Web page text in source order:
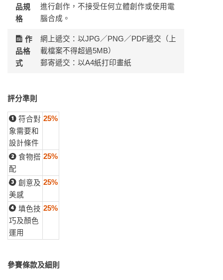
品規
格
進行創作，不接受任何立體創作或使用電
腦合成。
作
品格
式
網上遞交：以JPG／PNG／PDF遞交（上
載檔案不得超過5MB）
郵寄遞交：以A4紙打印畫紙
評分準則
符合對
象需要和
設計條件
25%
食物搭
配
25%
創意及
美感
25%
填色技
巧及顏色
運用
25%
參賽條款及細則